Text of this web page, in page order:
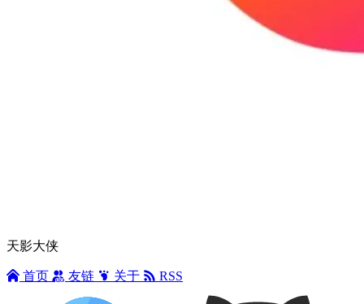
天影大侠
首页 友链 关于 RSS